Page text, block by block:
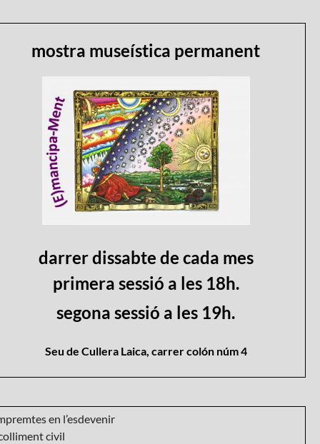
mostra museística permanent
darrer dissabte de cada mes
primera sessió a les 18h.
segona sessió a les 19h.
Seu de Cullera Laica, carrer colón núm 4
en l’esdevenir
civil